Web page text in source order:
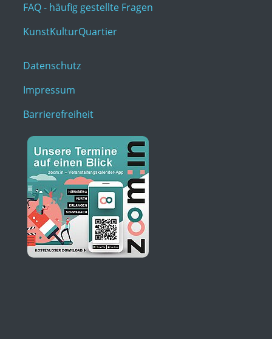
FAQ - häufig gestellte Fragen
KunstKulturQuartier
Datenschutz
Impressum
Barrierefreiheit